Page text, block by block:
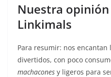
Nuestra
Linkimals
Para resumir: nos encantan
divertidos, con poco
machacones y ligeros para